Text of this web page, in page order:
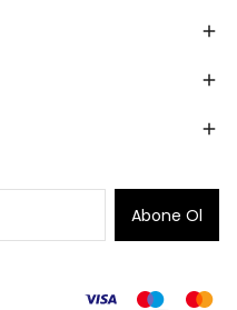
Abone Ol